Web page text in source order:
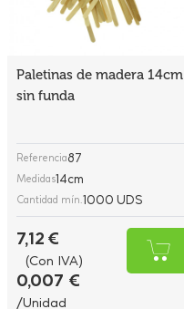
Paletinas de madera 14cm
sin funda
Referencia87
Medidas14cm
Cantidad mín.1000 UDS
7,12 €
(Con IVA)
0,007 €
/Unidad